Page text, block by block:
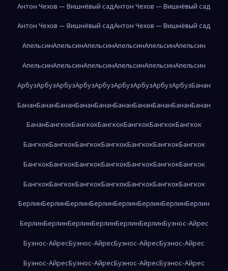
Антон Чехов — Вишнёвый садАнтон Чехов — Вишнёвый сад
Антон Чехов — Вишнёвый садАнтон Чехов — Вишнёвый сад
АпельсинАпельсинАпельсинАпельсинАпельсинАпельсин
АпельсинАпельсинАпельсинАпельсинАпельсинАпельсин
АрбузАрбузАрбузАрбузАрбузАрбузАрбузАрбузАрбузБанан
БананБананБананБананБананБананБананБананБананБанан
БананБангкокБангкокБангкокБангкокБангкокБангкок
БангкокБангкокБангкокБангкокБангкокБангкокБангкок
БангкокБангкокБангкокБангкокБангкокБангкокБангкок
БангкокБангкокБангкокБангкокБангкокБангкокБангкок
БерлинБерлинБерлинБерлинБерлинБерлинБерлинБерлин
БерлинБерлинБерлинБерлинБерлинБерлинБуэнос-Айрес
Буэнос-АйресБуэнос-АйресБуэнос-АйресБуэнос-Айрес
Буэнос-АйресБуэнос-АйресБуэнос-АйресБуэнос-Айрес